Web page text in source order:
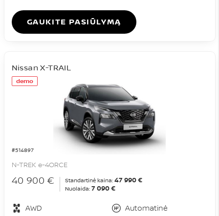
GAUKITE PASIŪLYMĄ
demo
#514897
Nissan X-TRAIL
N-TREK e-4ORCE
40 900 € Standartinė kaina: 47 990 €
Nuolaida: 7 090 €
AWD
Automatinė